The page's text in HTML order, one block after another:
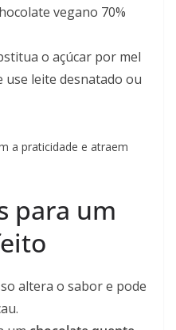
vegano 70%
o açúcar por mel
leite desnatado ou
a praticidade e atraem
para um
altera o sabor e pode